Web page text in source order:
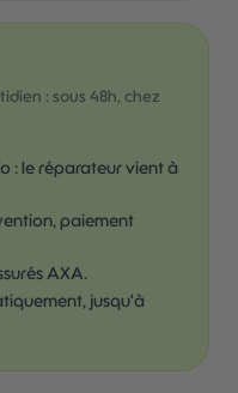
: sous 48h, chez
: le réparateur vient à
paiement
AXA.
jusqu'à